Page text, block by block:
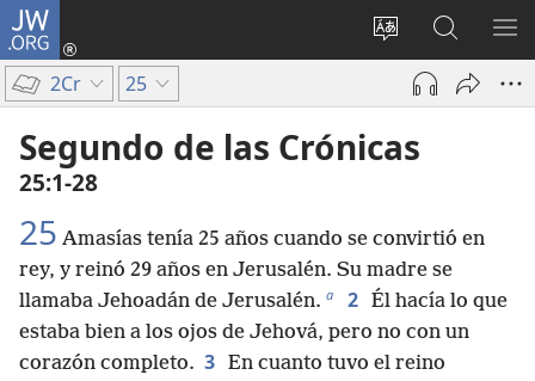
JW.ORG
Cambiar
idioma
del sitio
Iniciar
sesión
nueva
ventana)
en
jw.org
2Cr 25
Segundo de las Crónicas
25:1-28
25 Amasías tenía 25 años cuando se convirtió en
rey, y reinó 29 años en Jerusalén. Su madre se
llamaba Jehoadán de Jerusalén. a 2 Él hacía lo que
estaba bien a los ojos de Jehová, pero no con un
corazón completo. 3 En cuanto tuvo el reino